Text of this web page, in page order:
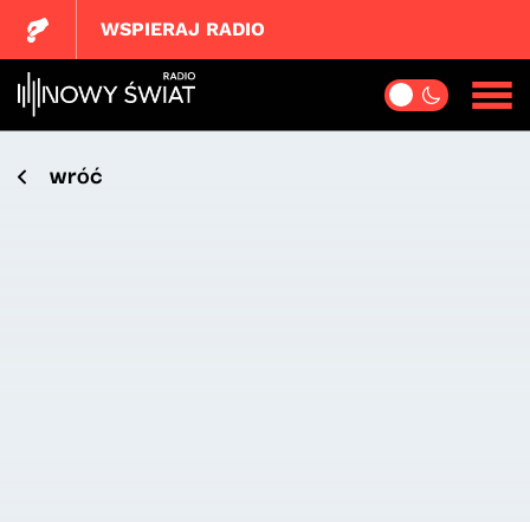
WSPIERAJ RADIO
wróć